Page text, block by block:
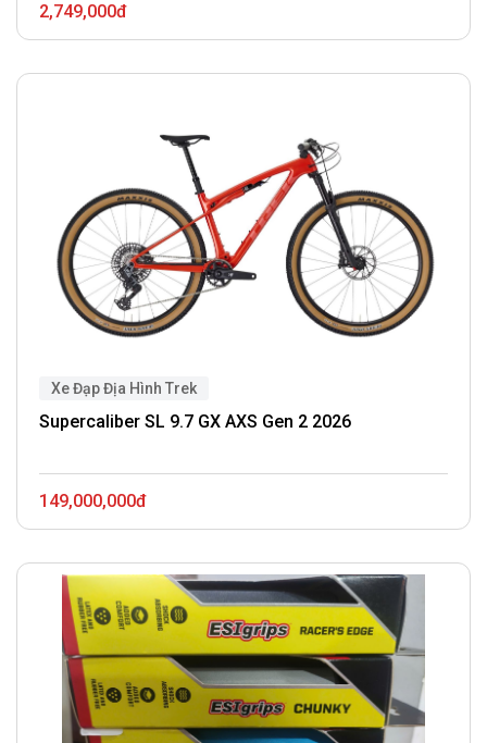
2,749,000đ
Xe Đạp Địa Hình Trek
Supercaliber SL 9.7 GX AXS Gen 2 2026
149,000,000đ